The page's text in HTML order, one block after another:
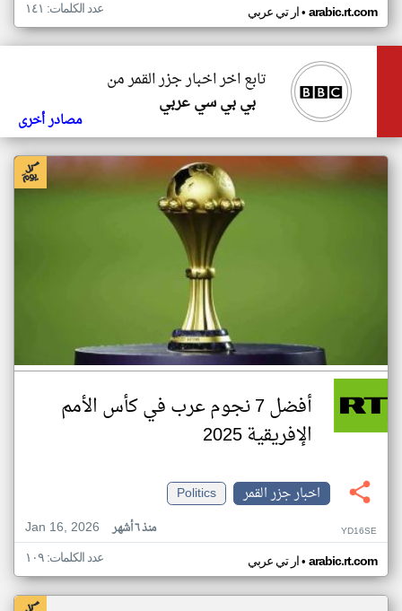
ار تي عربي• arabic.rt.com عدد الكلمات: ١٤١
تابع اخر اخبار جزر القمر من
بي بي سي عربي
مصادر أخرى
أفضل 7 نجوم عرب في كأس الأمم
الإفريقية 2025
اخبار جزر القمر
Politics
Jan 16, 2026
منذ ٦ أشهر YD16SE
ار تي عربي• arabic.rt.com عدد الكلمات: ١٠٩